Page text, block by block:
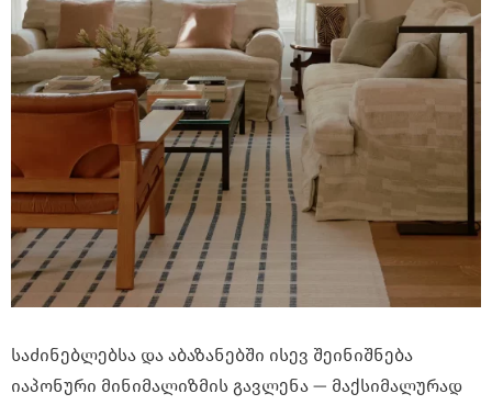
საძინებლებსა და აბაზანებში ისევ შეინიშნება
იაპონური მინიმალიზმის გავლენა — მაქსიმალურად